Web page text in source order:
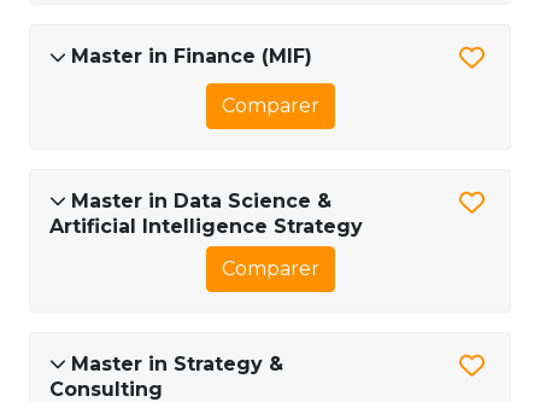
Master in Finance (MIF)
Comparer
Master in Data Science &
Artificial Intelligence Strategy
Comparer
Master in Strategy &
Consulting